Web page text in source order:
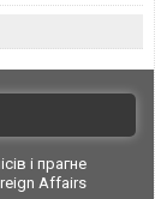
і прагне
Affairs